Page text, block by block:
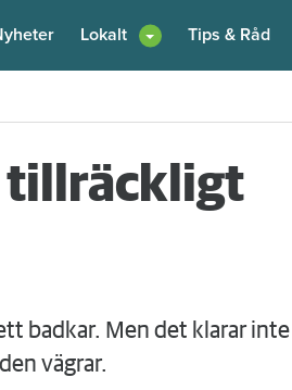
Lokalt Tips & Råd
tillräckligt
badkar. Men det klarar inte
vägrar.